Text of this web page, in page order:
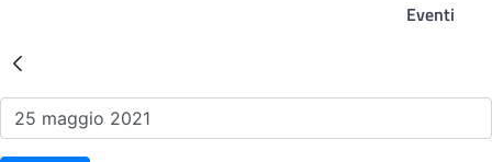
Eventi
Risultati della Ricerca -